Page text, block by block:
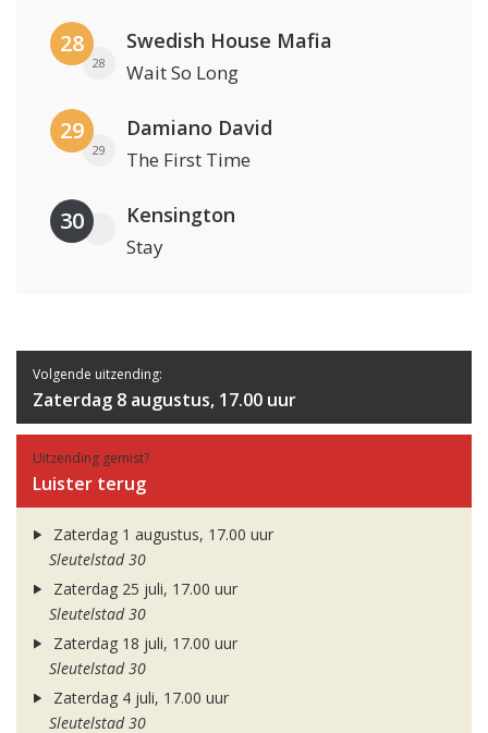
28
28
Swedish House Mafia
Wait So Long
29
29
Damiano David
The First Time
30 Kensington
Stay
Volgende uitzending:
Zaterdag 8 augustus, 17.00 uur
Uitzending gemist?
Luister terug
Zaterdag 1 augustus, 17.00 uur
Sleutelstad 30
Zaterdag 25 juli, 17.00 uur
Sleutelstad 30
Zaterdag 18 juli, 17.00 uur
Sleutelstad 30
Zaterdag 4 juli, 17.00 uur
Sleutelstad 30